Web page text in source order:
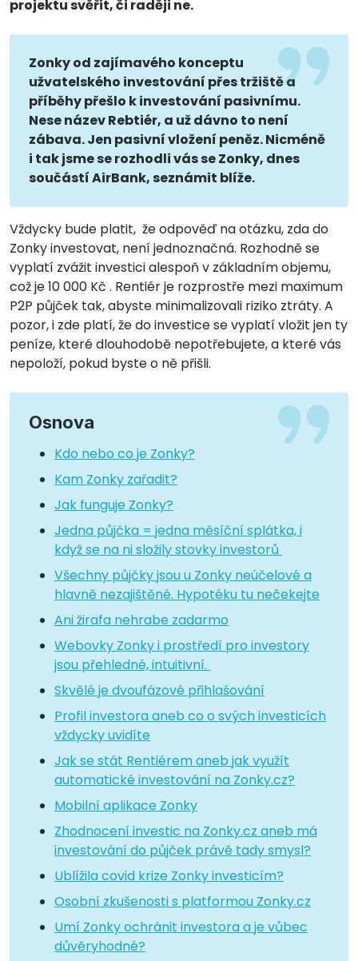
projektu svěřit, či raději ne.
Zonky od zajímavého konceptu
užvatelského investování přes tržiště a
příběhy přešlo k investování pasivnímu.
Nese název Rebtiér, a už dávno to není
zábava. Jen pasivní vložení peněz. Nicméně
i tak jsme se rozhodli vás se Zonky, dnes
součástí AirBank, seznámit blíže.
Vždycky bude platit, že odpověď na otázku, zda do
Zonky investovat, není jednoznačná. Rozhodně se
vyplatí zvážit investici alespoň v základním objemu,
což je 10 000 Kč . Rentiér je rozprostře mezi maximum
P2P půjček tak, abyste minimalizovali riziko ztráty. A
pozor, i zde platí, že do investice se vyplatí vložit jen ty
peníze, které dlouhodobě nepotřebujete, a které vás
nepoloží, pokud byste o ně přišli.
Osnova
Kdo nebo co je Zonky?
Kam Zonky zařadit?
Jak funguje Zonky?
Jedna půjčka = jedna měsíční splátka, i
když se na ni složily stovky investorů
Všechny půjčky jsou u Zonky neúčelové a
hlavně nezajištěné. Hypotéku tu nečekejte
Ani žirafa nehrabe zadarmo
Webovky Zonky i prostředí pro investory
jsou přehledné, intuitivní.
Skvělé je dvoufázové přihlašování
Profil investora aneb co o svých investicích
vždycky uvidíte
Jak se stát Rentiérem aneb jak využít
automatické investování na Zonky.cz?
Mobilní aplikace Zonky
Zhodnocení investic na Zonky.cz aneb má
investování do půjček právě tady smysl?
Ublížila covid krize Zonky investicím?
Osobní zkušenosti s platformou Zonky.cz
Umí Zonky ochránit investora a je vůbec
důvěryhodné?